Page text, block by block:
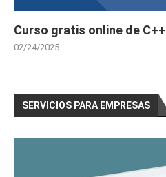
Curso gratis online de C++
02/24/2025
SERVICIOS PARA EMPRESAS